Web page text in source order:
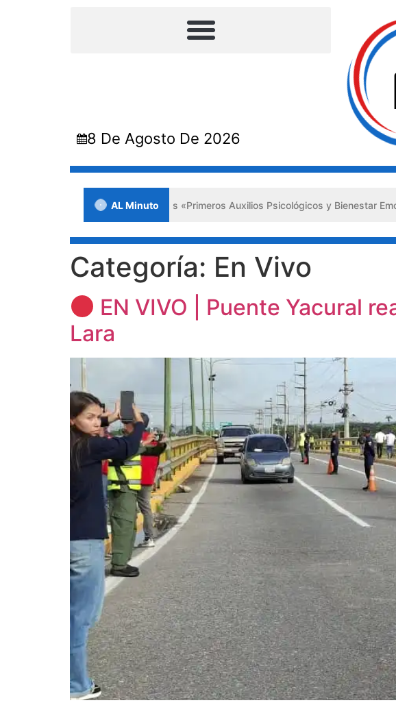
8 De Agosto De 2026
AL Minuto
jornada en Lara impulsa los «Primeros Auxilios Psicológicos y Bienestar Emocional»
Categoría: En Vivo
EN VIVO | Puente Yacural
Lara